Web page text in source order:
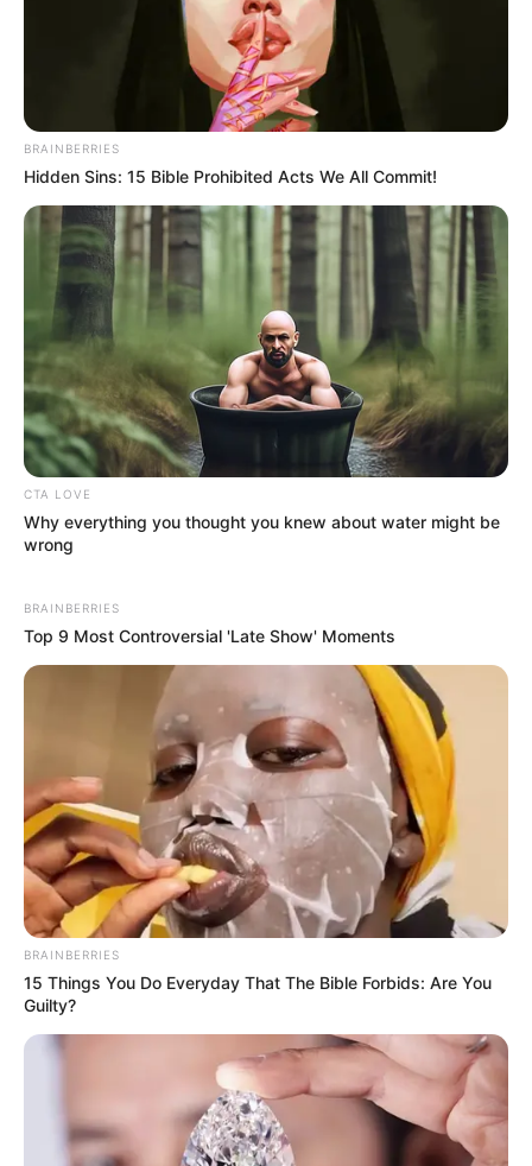
BRAINBERRIES
Hidden Sins: 15 Bible Prohibited Acts We All Commit!
CTA LOVE
Why everything you thought you knew about water might be
wrong
BRAINBERRIES
Top 9 Most Controversial 'Late Show' Moments
BRAINBERRIES
15 Things You Do Everyday That The Bible Forbids: Are You
Guilty?